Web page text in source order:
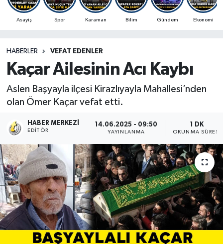
Asayiş Spor Karaman Bilim Gündem Ekonomi
HABERLER VEFAT EDENLER
Kaçar Ailesinin Acı Kaybı
Aslen Başyayla ilçesi Kirazlıyayla Mahallesi’nden
olan Ömer Kaçar vefat etti.
HABER MERKEZI
EDITÖR
14.06.2025 - 09:50
YAYINLANMA
1 DK
OKUNMA SÜRESI
Spor Haberleri
Ulusal Haberler